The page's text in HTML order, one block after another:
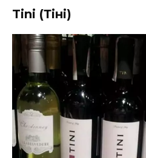
Tini (Тіні)